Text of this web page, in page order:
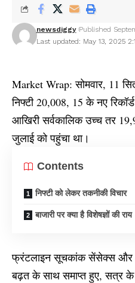
Last updated: May 13, 2025
newsdiggy Published
Market Wrap: सोमवार, 11
निफ्टी 20,008, 15 के नए
आखिरी सर्वकालिक उच्चतर
जुलाई को पहुंचा था।
Contents
निफ्टी को लेकर तकनीकी विचार
बाजारी पर क्या है विशेषज्ञों की राय
फ्रंटलाइन सूचकांक सेंसेक्स और
बढ़त के साथ समाप्त हुए, सत्र के